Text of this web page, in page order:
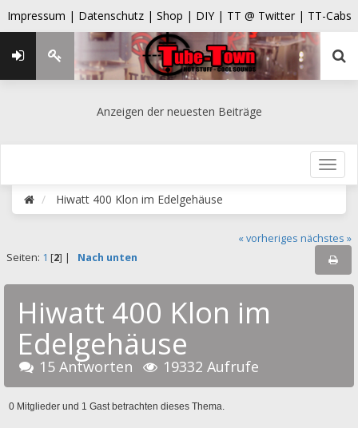
Impressum | Datenschutz | Shop | DIY | TT @ Twitter | TT-Cabs
Anzeigen der neuesten Beiträge
Hiwatt 400 Klon im Edelgehäuse
« vorheriges nächstes »
Seiten: 1 [2] | Nach unten
Hiwatt 400 Klon im
Edelgehäuse
15 Antworten 19332 Aufrufe
0 Mitglieder und 1 Gast betrachten dieses Thema.